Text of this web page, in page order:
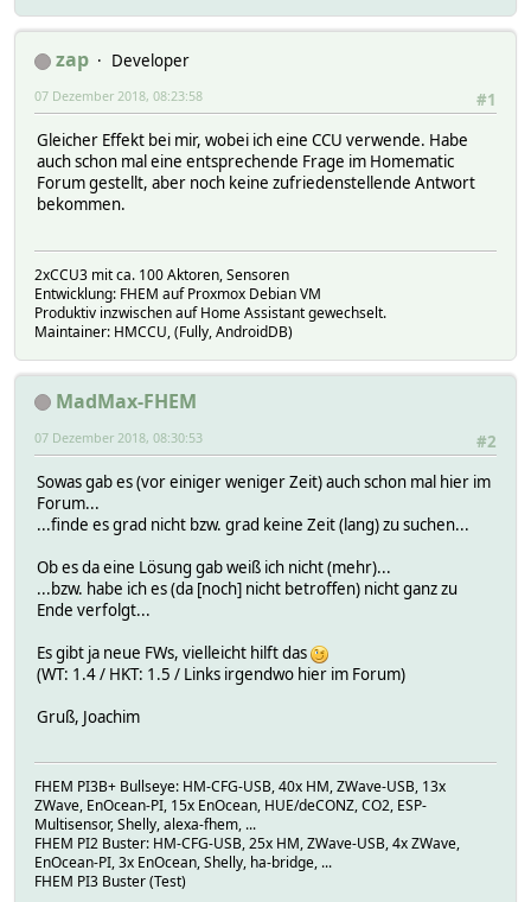
zap
Developer
#1
07 Dezember 2018, 08:23:58
Gleicher Effekt bei mir, wobei ich eine CCU verwende. Habe
auch schon mal eine entsprechende Frage im Homematic
Forum gestellt, aber noch keine zufriedenstellende Antwort
bekommen.
2xCCU3 mit ca. 100 Aktoren, Sensoren
Entwicklung: FHEM auf Proxmox Debian VM
Produktiv inzwischen auf Home Assistant gewechselt.
Maintainer: HMCCU, (Fully, AndroidDB)
MadMax-FHEM
#2
07 Dezember 2018, 08:30:53
Sowas gab es (vor einiger weniger Zeit) auch schon mal hier im
Forum...
...finde es grad nicht bzw. grad keine Zeit (lang) zu suchen...
Ob es da eine Lösung gab weiß ich nicht (mehr)...
...bzw. habe ich es (da [noch] nicht betroffen) nicht ganz zu
Ende verfolgt...
Es gibt ja neue FWs, vielleicht hilft das
(WT: 1.4 / HKT: 1.5 / Links irgendwo hier im Forum)
Gruß, Joachim
FHEM PI3B+ Bullseye: HM-CFG-USB, 40x HM, ZWave-USB, 13x
ZWave, EnOcean-PI, 15x EnOcean, HUE/deCONZ, CO2, ESP-
Multisensor, Shelly, alexa-fhem, ...
FHEM PI2 Buster: HM-CFG-USB, 25x HM, ZWave-USB, 4x ZWave,
EnOcean-PI, 3x EnOcean, Shelly, ha-bridge, ...
FHEM PI3 Buster (Test)